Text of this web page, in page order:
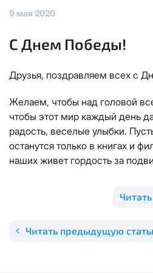
9 мая 2020
C Днем Победы!
Друзья, поздравляем всех с
Желаем, чтобы над головой
чтобы этот мир каждый день
радость, веселые улыбки.
останутся только в книгах и
наших живет гордость за
Читать предыдущую
Я даюсогласие на обработку
соответствии с
Политикой в
КС 500
НП30
НП50
Стандарт
Адрес подключения*
согласие на обработку
Email *
Отправить
соответствии сПолитикой в
персональных данных
Выделение публичного IP
последующее выделение
лицевого счета